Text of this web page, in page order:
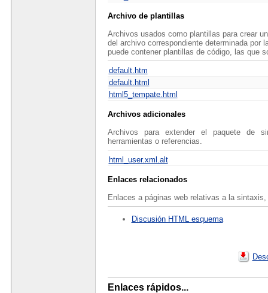
Archivo de plantillas
Archivos usados como plantillas para crear
del archivo correspondiente determinada
puede contener plantillas de código, las que
default.htm
default.html
html5_tempate.html
Archivos adicionales
Archivos para extender el paquete de
herramientas o referencias.
html_user.xml.alt
Enlaces relacionados
Enlaces a páginas web relativas a la
Discusión HTML esquema
Enlaces rápidos...